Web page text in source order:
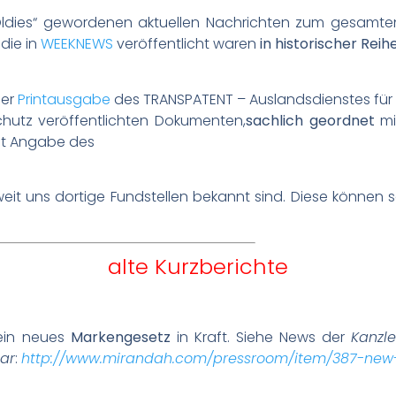
gewordenen aktuellen Nachrichten zum
in WEEKNEWS veröffentlicht waren in historischer
Printausgabe des TRANSPATENT – Auslandsdienstes
veröffentlichten Dokumenten,sachlich geordnet
Angabe des
uns dortige Fundstellen bekannt sind. Diese können
alte Kurzberichte
neues Markengesetz in Kraft. Siehe News der
: http://www.mirandah.com/pressroom/item/387-